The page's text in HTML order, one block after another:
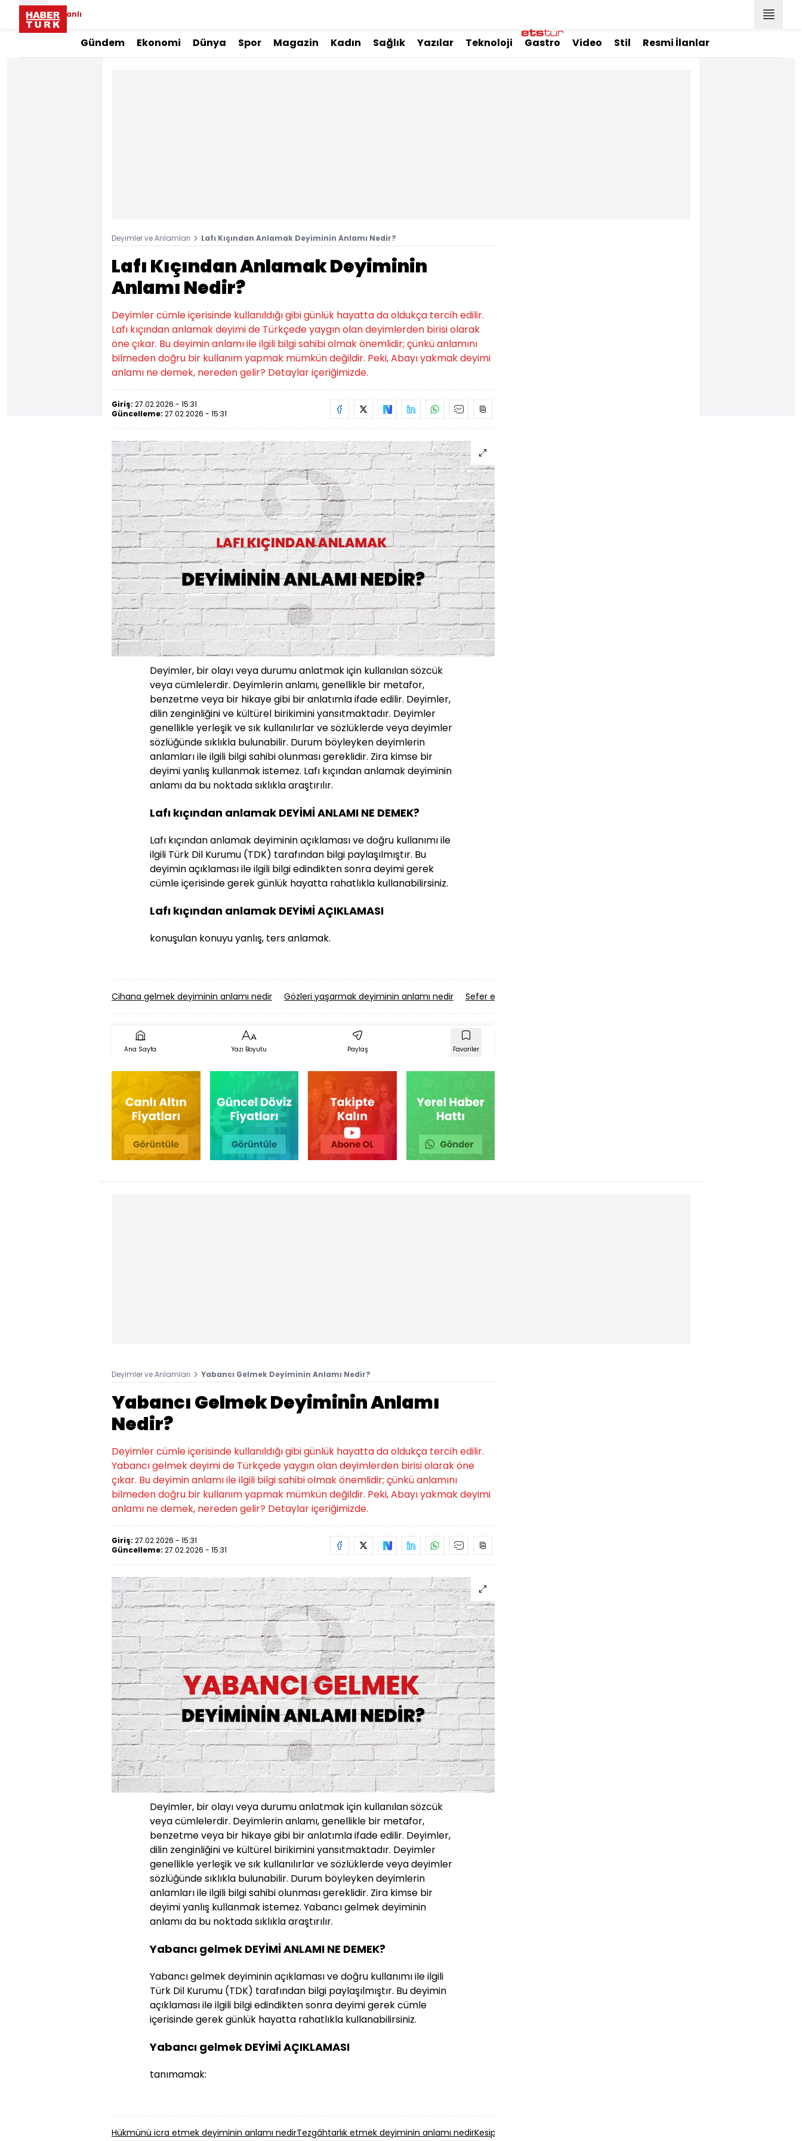
Canlı
Gündem Ekonomi Dünya Spor Magazin Kadın Sağlık Yazılar Teknoloji Gastro Video Stil Resmi İlanlar
Deyimler ve Anlamları Lafı Kıçından Anlamak Deyiminin Anlamı Nedir?
Lafı Kıçından Anlamak Deyiminin
Anlamı Nedir?
Deyimler cümle içerisinde kullanıldığı gibi günlük hayatta da oldukça tercih edilir.
Lafı kıçından anlamak deyimi de Türkçede yaygın olan deyimlerden birisi olarak
öne çıkar. Bu deyimin anlamı ile ilgili bilgi sahibi olmak önemlidir; çünkü anlamını
bilmeden doğru bir kullanım yapmak mümkün değildir. Peki, Abayı yakmak deyimi
anlamı ne demek, nereden gelir? Detaylar içeriğimizde.
Giriş: 27.02.2026 - 15:31
Güncelleme: 27.02.2026 - 15:31
Deyimler, bir olayı veya durumu anlatmak için kullanılan sözcük
veya cümlelerdir. Deyimlerin anlamı, genellikle bir metafor,
benzetme veya bir hikaye gibi bir anlatımla ifade edilir. Deyimler,
dilin zenginliğini ve kültürel birikimini yansıtmaktadır. Deyimler
genellikle yerleşik ve sık kullanılırlar ve sözlüklerde veya deyimler
sözlüğünde sıklıkla bulunabilir. Durum böyleyken deyimlerin
anlamları ile ilgili bilgi sahibi olunması gereklidir. Zira kimse bir
deyimi yanlış kullanmak istemez. Lafı kıçından anlamak deyiminin
anlamı da bu noktada sıklıkla araştırılır.
Lafı kıçından anlamak DEYİMİ ANLAMI NE DEMEK?
Lafı kıçından anlamak deyiminin açıklaması ve doğru kullanımı ile
ilgili Türk Dil Kurumu (TDK) tarafından bilgi paylaşılmıştır. Bu
deyimin açıklaması ile ilgili bilgi edindikten sonra deyimi gerek
cümle içerisinde gerek günlük hayatta rahatlıkla kullanabilirsiniz.
Lafı kıçından anlamak DEYİMİ AÇIKLAMASI
konuşulan konuyu yanlış, ters anlamak.
Cihana gelmek deyiminin anlamı nedir Gözleri yaşarmak deyiminin anlamı nedir Sefer etmek deyiminin anlamı nedir
Ana Sayfa Yazı Boyutu Paylaş Favoriler
Deyimler ve Anlamları Yabancı Gelmek Deyiminin Anlamı Nedir?
Yabancı Gelmek Deyiminin Anlamı
Nedir?
Deyimler cümle içerisinde kullanıldığı gibi günlük hayatta da oldukça tercih edilir.
Yabancı gelmek deyimi de Türkçede yaygın olan deyimlerden birisi olarak öne
çıkar. Bu deyimin anlamı ile ilgili bilgi sahibi olmak önemlidir; çünkü anlamını
bilmeden doğru bir kullanım yapmak mümkün değildir. Peki, Abayı yakmak deyimi
anlamı ne demek, nereden gelir? Detaylar içeriğimizde.
Giriş: 27.02.2026 - 15:31
Güncelleme: 27.02.2026 - 15:31
Deyimler, bir olayı veya durumu anlatmak için kullanılan sözcük
veya cümlelerdir. Deyimlerin anlamı, genellikle bir metafor,
benzetme veya bir hikaye gibi bir anlatımla ifade edilir. Deyimler,
dilin zenginliğini ve kültürel birikimini yansıtmaktadır. Deyimler
genellikle yerleşik ve sık kullanılırlar ve sözlüklerde veya deyimler
sözlüğünde sıklıkla bulunabilir. Durum böyleyken deyimlerin
anlamları ile ilgili bilgi sahibi olunması gereklidir. Zira kimse bir
deyimi yanlış kullanmak istemez. Yabancı gelmek deyiminin
anlamı da bu noktada sıklıkla araştırılır.
Yabancı gelmek DEYİMİ ANLAMI NE DEMEK?
Yabancı gelmek deyiminin açıklaması ve doğru kullanımı ile ilgili
Türk Dil Kurumu (TDK) tarafından bilgi paylaşılmıştır. Bu deyimin
açıklaması ile ilgili bilgi edindikten sonra deyimi gerek cümle
içerisinde gerek günlük hayatta rahatlıkla kullanabilirsiniz.
Yabancı gelmek DEYİMİ AÇIKLAMASI
tanımamak:
Hükmünü icra etmek deyiminin anlamı nedirTezgâhtarlık etmek deyiminin anlamı nedirKesip atmak deyiminin anlamı nedir